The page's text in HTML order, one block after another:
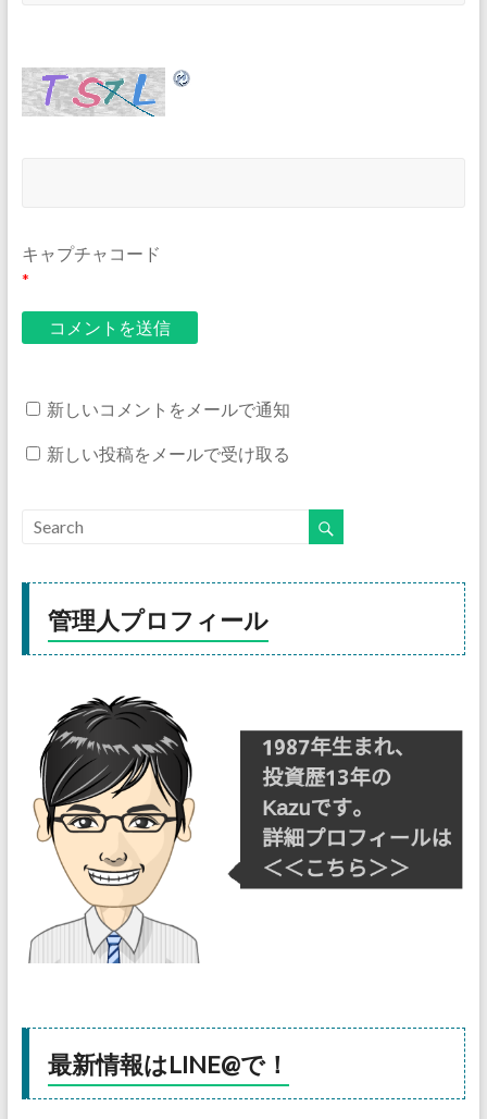
キャプチャコード
*
新しいコメントをメールで通知
新しい投稿をメールで受け取る
管理人プロフィール
最新情報はLINE@で！